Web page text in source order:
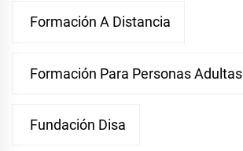
Formación A Distancia
Formación Para Personas Adultas
Fundación Disa